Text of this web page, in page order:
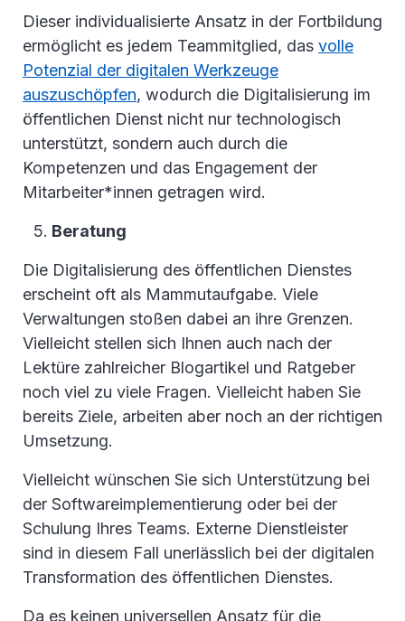
Dieser individualisierte Ansatz in der Fortbildung
ermöglicht es jedem Teammitglied, das volle
Potenzial der digitalen Werkzeuge
auszuschöpfen, wodurch die Digitalisierung im
öffentlichen Dienst nicht nur technologisch
unterstützt, sondern auch durch die
Kompetenzen und das Engagement der
Mitarbeiter*innen getragen wird.
Beratung
Die Digitalisierung des öffentlichen Dienstes
erscheint oft als Mammutaufgabe. Viele
Verwaltungen stoßen dabei an ihre Grenzen.
Vielleicht stellen sich Ihnen auch nach der
Lektüre zahlreicher Blogartikel und Ratgeber
noch viel zu viele Fragen. Vielleicht haben Sie
bereits Ziele, arbeiten aber noch an der richtigen
Umsetzung.
Vielleicht wünschen Sie sich Unterstützung bei
der Softwareimplementierung oder bei der
Schulung Ihres Teams. Externe Dienstleister
sind in diesem Fall unerlässlich bei der digitalen
Transformation des öffentlichen Dienstes.
Da es keinen universellen Ansatz für die